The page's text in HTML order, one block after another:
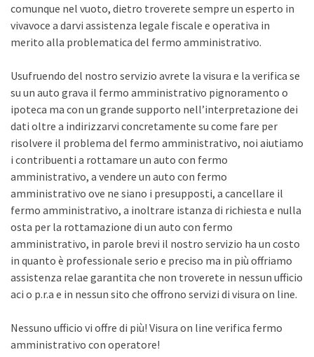
comunque nel vuoto, dietro troverete sempre un esperto in
vivavoce a darvi assistenza legale fiscale e operativa in
merito alla problematica del fermo amministrativo.
Usufruendo del nostro servizio avrete la visura e la verifica se
su un auto grava il fermo amministrativo pignoramento o
ipoteca ma con un grande supporto nell’interpretazione dei
dati oltre a indirizzarvi concretamente su come fare per
risolvere il problema del fermo amministrativo, noi aiutiamo
i contribuenti a rottamare un auto con fermo
amministrativo, a vendere un auto con fermo
amministrativo ove ne siano i presupposti, a cancellare il
fermo amministrativo, a inoltrare istanza di richiesta e nulla
osta per la rottamazione di un auto con fermo
amministrativo, in parole brevi il nostro servizio ha un costo
in quanto è professionale serio e preciso ma in più offriamo
assistenza relae garantita che non troverete in nessun ufficio
aci o p.r.a e in nessun sito che offrono servizi di visura on line.
Nessuno ufficio vi offre di più! Visura on line verifica fermo
amministrativo con operatore!